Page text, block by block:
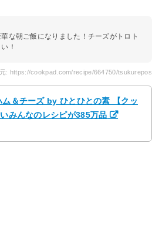
な朝ご飯になりました！チーズがトロト
！
: https://cookpad.com/recipe/664750/tsukurepos
＆チーズ by ひとひとの素 【クッ
みんなのレシピが385万品